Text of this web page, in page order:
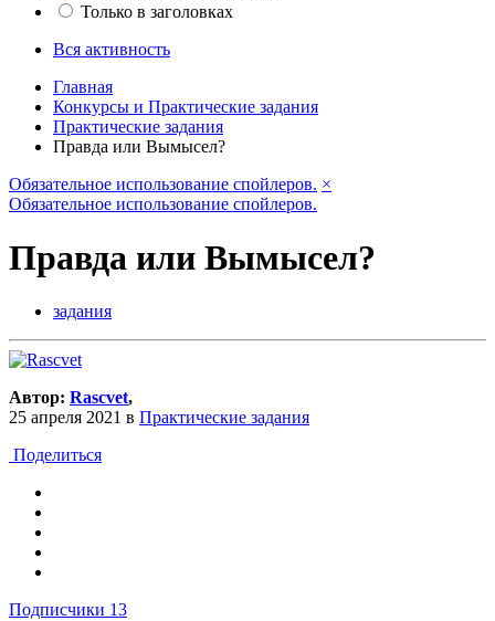
Только в заголовках
Вся активность
Главная
Конкурсы и Практические задания
Практические задания
Правда или Вымысел?
Обязательное использование спойлеров. ×
Обязательное использование спойлеров.
Правда или Вымысел?
задания
Автор: Rascvet,
25 апреля 2021 в Практические задания
Поделиться
Подписчики 13